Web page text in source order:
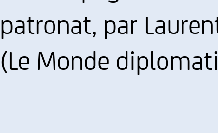
patronat, par
(Le Monde